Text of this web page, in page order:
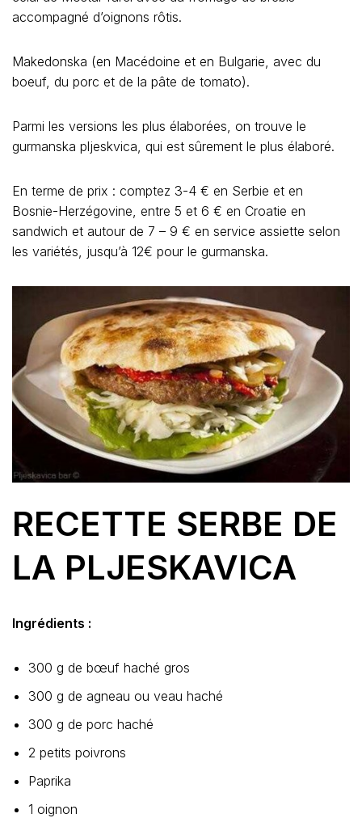
accompagné d’oignons rôtis.
Makedonska (en Macédoine et en Bulgarie, avec du
boeuf, du porc et de la pâte de tomato).
Parmi les versions les plus élaborées, on trouve le
gurmanska pljeskvica, qui est sûrement le plus élaboré.
En terme de prix : comptez 3-4 € en Serbie et en
Bosnie-Herzégovine, entre 5 et 6 € en Croatie en
sandwich et autour de 7 – 9 € en service assiette selon
les variétés, jusqu’à 12€ pour le gurmanska.
RECETTE SERBE DE
LA PLJESKAVICA
Ingrédients :
300 g de bœuf haché gros
300 g de agneau ou veau haché
300 g de porc haché
2 petits poivrons
Paprika
1 oignon